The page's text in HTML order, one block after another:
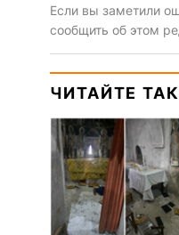
Если вы заметили
сообщить об этом
ЧИТАЙТЕ